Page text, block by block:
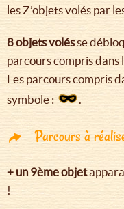
les Z’objets volés par
8 objets volésse
parcours compris dans
Les parcours compris
symbole :
.
Parcours à
+ un 9ème objet
!